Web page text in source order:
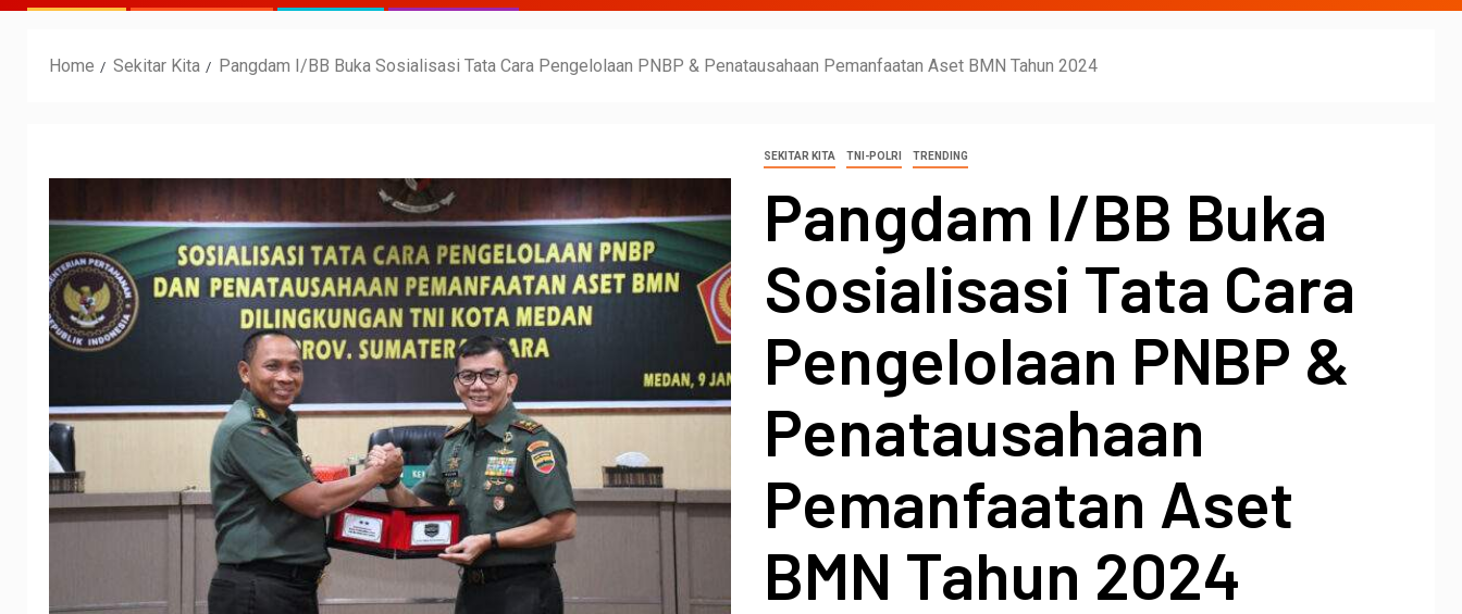
Home Sekitar Kita Pangdam I/BB Buka Sosialisasi Tata Cara Pengelolaan PNBP & Penatausahaan Pemanfaatan Aset BMN Tahun 2024
SEKITAR KITA TNI-POLRI TRENDING
Pangdam I/BB Buka
Sosialisasi Tata Cara
Pengelolaan PNBP &
Penatausahaan
Pemanfaatan Aset
BMN Tahun 2024